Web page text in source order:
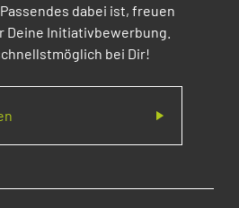
dabei ist, freuen
Deine Initiativbewerbung.
bei Dir!